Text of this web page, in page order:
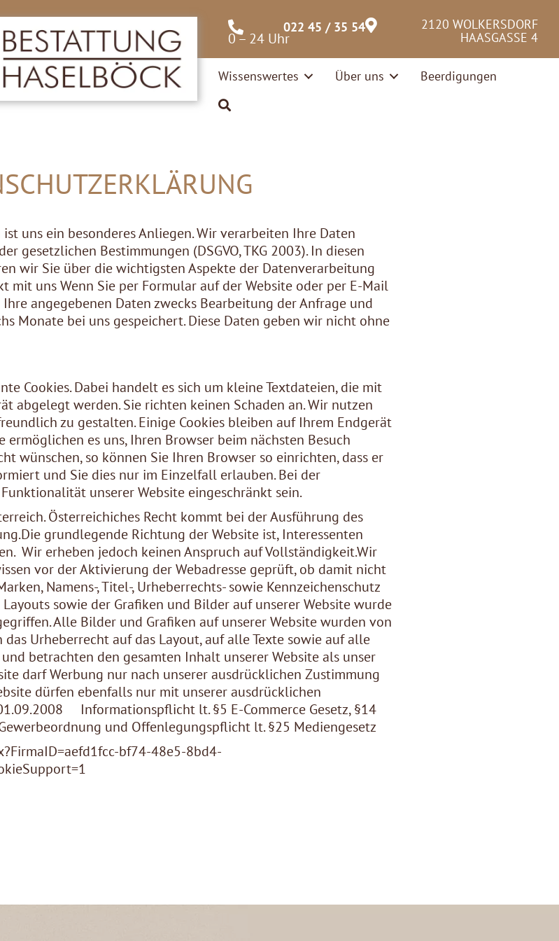
022 45 / 35 54
0 – 24 Uhr
2120 WOLKERSDORF
HAASGASSE 4
Wissenswertes Über uns Beerdigungen
uns ein besonderes Anliegen. Wir verarbeiten Ihre Daten
gesetzlichen Bestimmungen (DSGVO, TKG 2003). In diesen
wir Sie über die wichtigsten Aspekte der Datenverarbeitung
mit uns Wenn Sie per Formular auf der Website oder per E-Mail
angegebenen Daten zwecks Bearbeitung der Anfrage und
Monate bei uns gespeichert. Diese Daten geben wir nicht ohne
Cookies. Dabei handelt es sich um kleine Textdateien, die mit
abgelegt werden. Sie richten keinen Schaden an. Wir nutzen
zu gestalten. Einige Cookies bleiben auf Ihrem Endgerät
ermöglichen es uns, Ihren Browser beim nächsten Besuch
wünschen, so können Sie Ihren Browser so einrichten, dass er
und Sie dies nur im Einzelfall erlauben. Bei der
unserer Website eingeschränkt sein.
Österreichiches Recht kommt bei der Ausführung des
grundlegende Richtung der Website ist, Interessenten
Wir erheben jedoch keinen Anspruch auf Vollständigkeit.Wir
vor der Aktivierung der Webadresse geprüft, ob damit nicht
Namens-, Titel-, Urheberrechts- sowie Kennzeichenschutz
sowie der Grafiken und Bilder auf unserer Website wurde
Alle Bilder und Grafiken auf unserer Website wurden von
Urheberrecht auf das Layout, auf alle Texte sowie auf alle
betrachten den gesamten Inhalt unserer Website als unser
darf Werbung nur nach unserer ausdrücklichen Zustimmung
dürfen ebenfalls nur mit unserer ausdrücklichen
Informationspflicht lt. §5 E-Commerce Gesetz, §14
und Offenlegungspflicht lt. §25 Mediengesetz
bf74-48e5-8bd4-